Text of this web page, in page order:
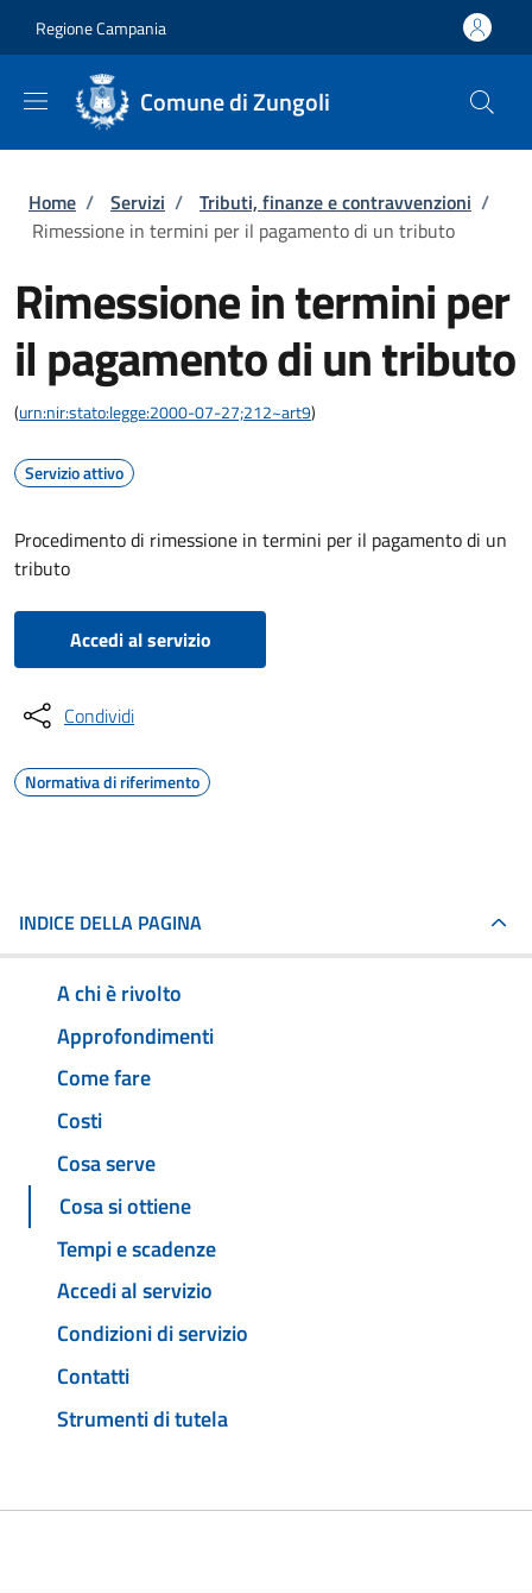
Regione Campania
Comune di Zungoli
Briciole di pane
Home / Servizi / Tributi, finanze e contravvenzioni /
Rimessione in termini per il pagamento di un tributo
Rimessione in termini per
il pagamento di un tributo
(urn:nir:stato:legge:2000-07-27;212~art9)
Servizio attivo
Procedimento di rimessione in termini per il pagamento di un
tributo
Accedi al servizio
Condividi
Normativa di riferimento
INDICE DELLA PAGINA
A chi è rivolto
Approfondimenti
Come fare
Costi
Cosa serve
Cosa si ottiene
Tempi e scadenze
Accedi al servizio
Condizioni di servizio
Contatti
Strumenti di tutela